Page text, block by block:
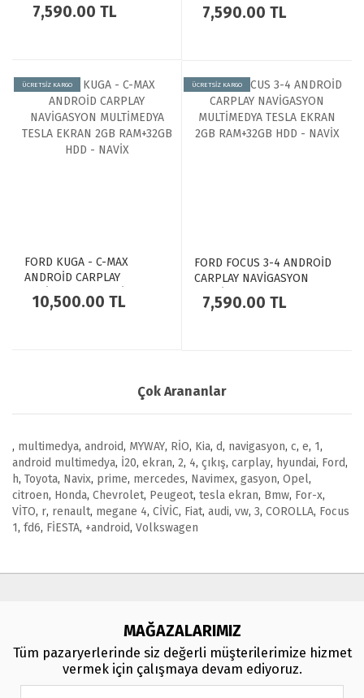
MULTİMEDYA TESLA EKRAN
2GB RAM+32GB HDD - NAVİX
7,590.00 TL
MULTİMEDYA TESLA EKRAN
2GB RAM+32GB HDD - NAVİX
7,590.00 TL
ÜCRETSİZ KARGO
FORD KUGA - C-MAX
ANDROİD CARPLAY
NAVİGASYON MULTİMEDYA
TESLA EKRAN 2GB
10,500.00 TL
ÜCRETSİZ KARGO
FORD FOCUS 3-4 ANDROİD
CARPLAY NAVİGASYON
MULTİMEDYA TESLA EKRAN
2GB RAM+32GB HDD - NAVİX
7,590.00 TL
Çok Arananlar
, multimedya, android, MYWAY, RİO, Kia, d, navigasyon, c, e, 1,
android multimedya, İ20, ekran, 2, 4, çıkış, carplay, hyundai, Ford,
h, Toyota, Navix, prime, mercedes, Navimex, gasyon, Opel,
citroen, Honda, Chevrolet, Peugeot, tesla ekran, Bmw, For-x,
VİTO, r, renault, megane 4, CİVİC, Fiat, audi, vw, 3, COROLLA, Focus
1, fd6, FİESTA, +android, Volkswagen
MAĞAZALARIMIZ
Tüm pazaryerlerinde siz değerli müşterilerimize hizmet
vermek için çalışmaya devam ediyoruz.